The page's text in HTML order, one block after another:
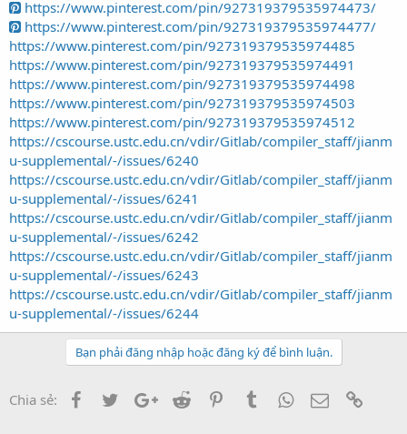
https://www.pinterest.com/pin/927319379535974473/
https://www.pinterest.com/pin/927319379535974477/
https://www.pinterest.com/pin/927319379535974485
https://www.pinterest.com/pin/927319379535974491
https://www.pinterest.com/pin/927319379535974498
https://www.pinterest.com/pin/927319379535974503
https://www.pinterest.com/pin/927319379535974512
https://cscourse.ustc.edu.cn/vdir/Gitlab/compiler_staff/jianm
u-supplemental/-/issues/6240
https://cscourse.ustc.edu.cn/vdir/Gitlab/compiler_staff/jianm
u-supplemental/-/issues/6241
https://cscourse.ustc.edu.cn/vdir/Gitlab/compiler_staff/jianm
u-supplemental/-/issues/6242
https://cscourse.ustc.edu.cn/vdir/Gitlab/compiler_staff/jianm
u-supplemental/-/issues/6243
https://cscourse.ustc.edu.cn/vdir/Gitlab/compiler_staff/jianm
u-supplemental/-/issues/6244
Bạn phải đăng nhập hoặc đăng ký để bình luận.
Chia sẻ: FacebookTwitterGoogle+
Reddit PinterestTumblrWhatsApp
Email